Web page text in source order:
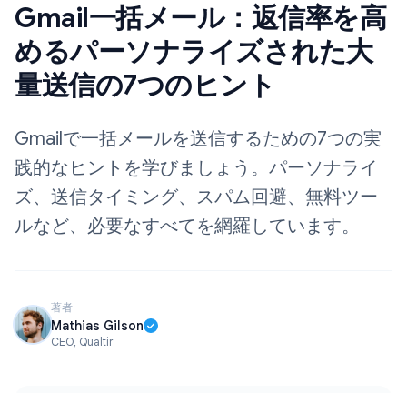
Gmail一括メール：返信率を高
めるパーソナライズされた大
量送信の7つのヒント
Gmailで一括メールを送信するための7つの実
践的なヒントを学びましょう。パーソナライ
ズ、送信タイミング、スパム回避、無料ツー
ルなど、必要なすべてを網羅しています。
著者
Mathias Gilson
CEO, Qualtir